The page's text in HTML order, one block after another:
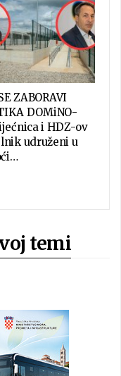
ZABORAVI
DOMiNO-
i HDZ-ov
udruženi u
temi